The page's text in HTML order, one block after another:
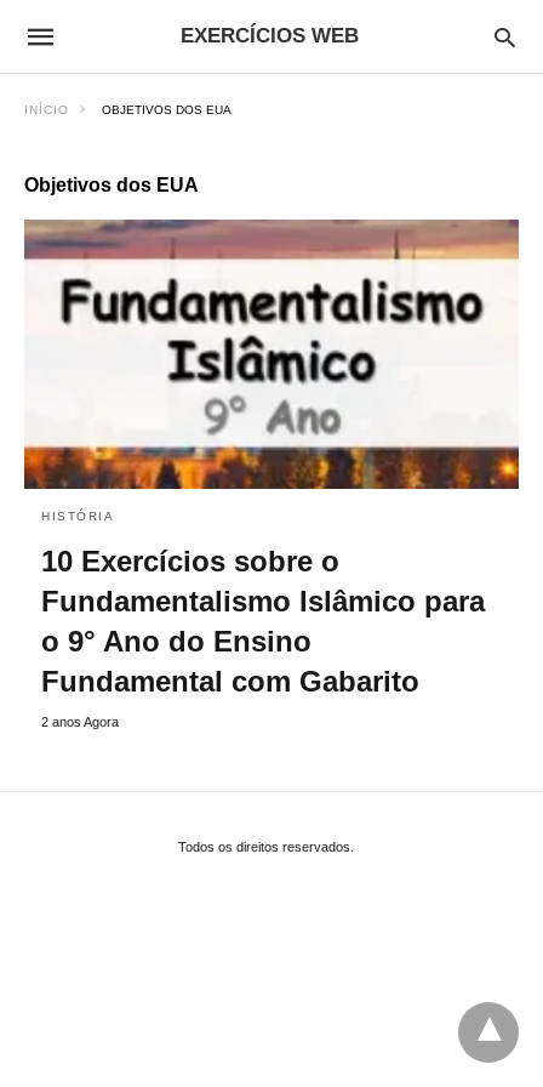
EXERCÍCIOS WEB
INÍCIO OBJETIVOS DOS EUA
Objetivos dos EUA
HISTÓRIA
10 Exercícios sobre o
Fundamentalismo Islâmico para
o 9° Ano do Ensino
Fundamental com Gabarito
2 anos Agora
Todos os direitos reservados.